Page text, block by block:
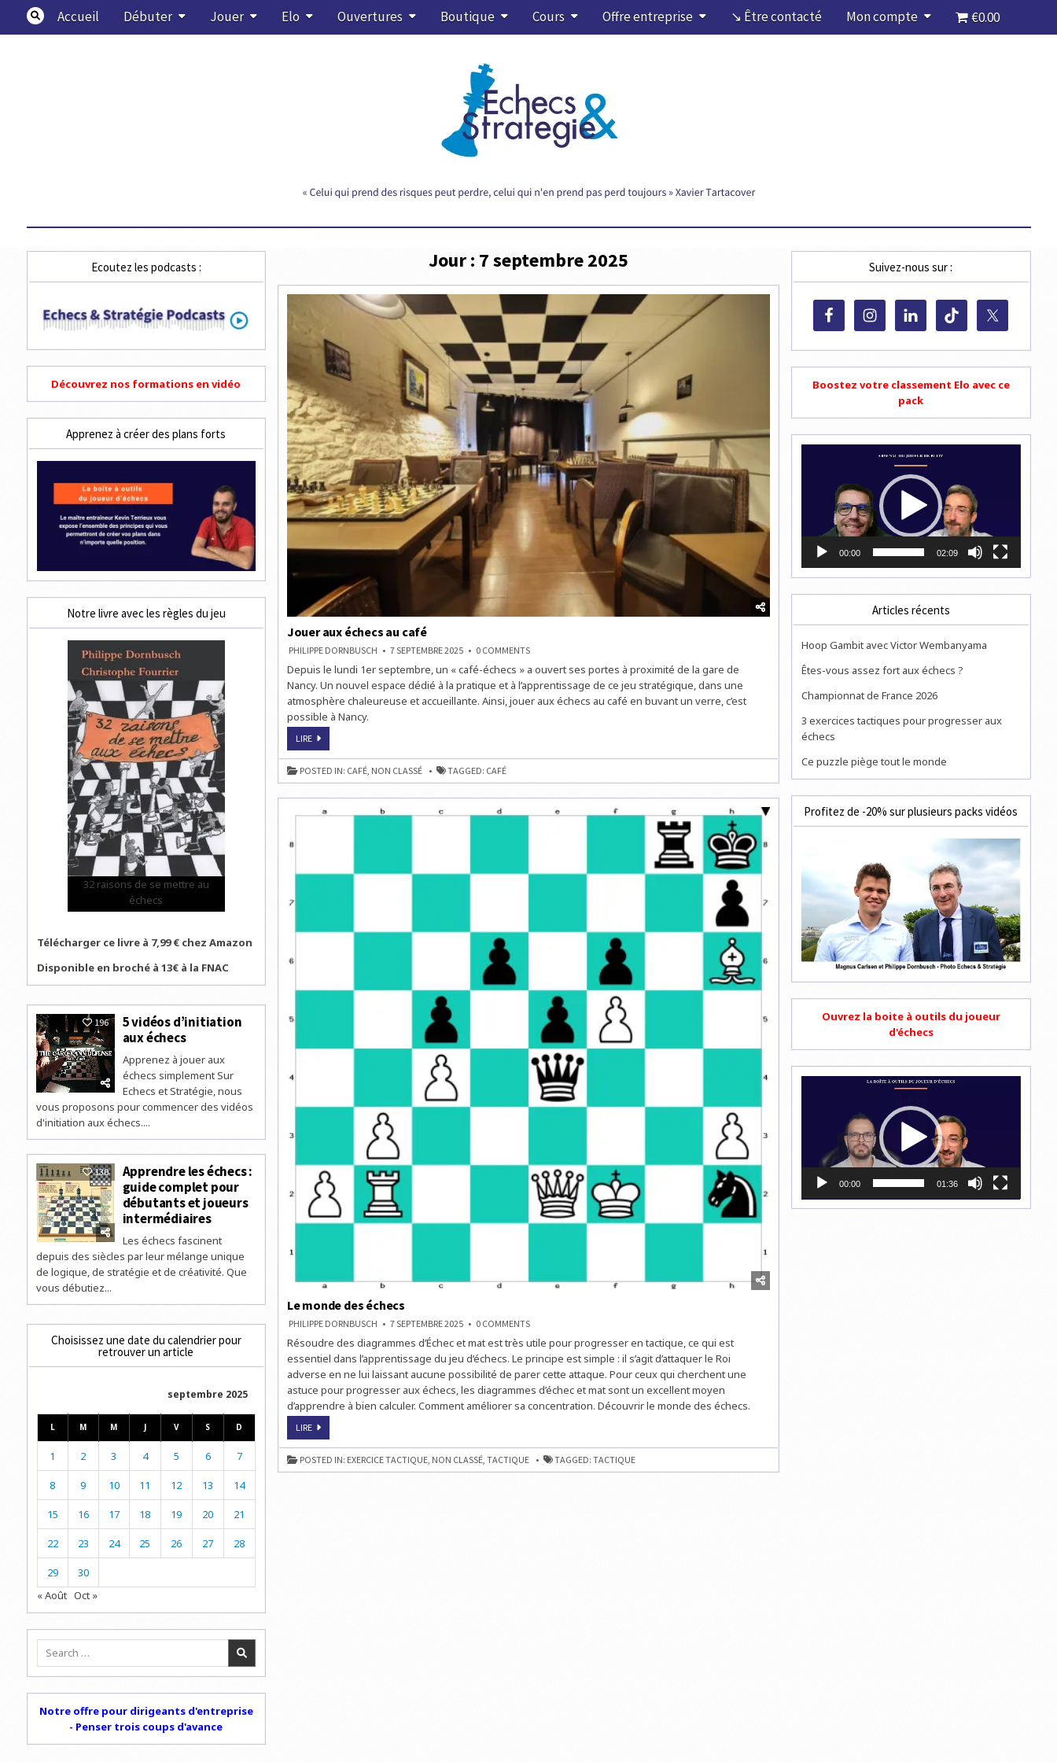
content
Accueil Débuter Jouer Elo Ouvertures Boutique Cours Offre entreprise ↘ Être contacté Mon compte €0.00
Jour : 7 septembre 2025
Jouer aux échecs au café
PHILIPPE DORNBUSCH 7 SEPTEMBRE 2025 0 COMMENTSON
AUX
ÉCHECS
AU
Depuis le lundi 1er septembre, un « café-échecs » a ouvert ses portes à proximité de la gare de
Nancy. Un nouvel espace dédié à la pratique et à l’apprentissage de ce jeu stratégique, dans une
atmosphère chaleureuse et accueillante. Ainsi, jouer aux échecs au café en buvant un verre, c’est
possible à Nancy.
LIREJOUER
ÉCHECS
AU
CAFÉ
POSTED IN: CAFÉ, NON CLASSÉ TAGGED: CAFÉ
Le monde des échecs
PHILIPPE DORNBUSCH 7 SEPTEMBRE 2025 0 COMMENTSON
MONDE
ÉCHECS
Résoudre des diagrammes d’Échec et mat est très utile pour progresser en tactique, ce qui est
essentiel dans l’apprentissage du jeu d’échecs. Le principe est simple : il s’agit d’attaquer le Roi
adverse en ne lui laissant aucune possibilité de parer cette attaque. Pour ceux qui cherchent une
astuce pour progresser aux échecs, les diagrammes d’échec et mat sont un excellent moyen
d’apprendre à bien calculer. Comment améliorer sa concentration. Découvrir le monde des échecs.
LIRELE
DES
ÉCHECS
POSTED IN: EXERCICE TACTIQUE, NON CLASSÉ, TACTIQUE TAGGED: TACTIQUE
Ecoutez les podcasts :
Découvrez nos formations en vidéo
Apprenez à créer des plans forts
Notre livre avec les règles du jeu
32 raisons de se mettre au
échecs
Télécharger ce livre à 7,99 € chez Amazon
Disponible en broché à 13€ à la FNAC
196
5 vidéos d’initiation
aux échecs
Apprenez à jouer aux
échecs simplement Sur
Echecs et Stratégie, nous
vous proposons pour commencer des vidéos
d'initiation aux échecs....
130
Apprendre les échecs :
guide complet pour
débutants et joueurs
intermédiaires
Les échecs fascinent
depuis des siècles par leur mélange unique
de logique, de stratégie et de créativité. Que
vous débutiez...
Choisissez une date du calendrier pour
retrouver un article
septembre 2025
L M M J V S D
1 2 3 4 5 6 7
8 9 10 11 12 13 14
15 16 17 18 19 20 21
22 23 24 25 26 27 28
29
30
« Août Oct »
Search
Notre offre pour dirigeants d'entreprise
- Penser trois coups d'avance
Suivez-nous sur :
Boostez votre classement Elo avec ce
pack
00:00 02:09
Articles récents
Hoop Gambit avec Victor Wembanyama
Êtes-vous assez fort aux échecs ?
Championnat de France 2026
3 exercices tactiques pour progresser aux
échecs
Ce puzzle piège tout le monde
Profitez de -20% sur plusieurs packs vidéos
Ouvrez la boite à outils du joueur
d'échecs
00:00 01:36